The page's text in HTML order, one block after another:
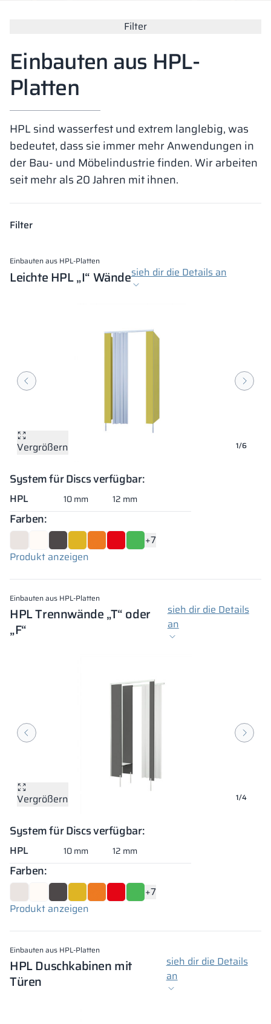
Bänke und
Lamellen
Vitral
Materialien
Filter
Einbauten aus HPL-
Platten
HPL sind wasserfest und extrem langlebig, was
bedeutet, dass sie immer mehr Anwendungen in
der Bau- und Möbelindustrie finden. Wir arbeiten
seit mehr als 20 Jahren mit ihnen.
Filter
Einbauten aus HPL-Platten
Leichte HPL „I“ Wändesieh dir die Details an
1/6
Vergrößern
Vergrößern
Vergrößern
Vergrößern
Vergrößern
Vergrößern
System für Discs verfügbar:
HPL 10 mm 12 mm
Farben:
+7
Produkt anzeigen
Einbauten aus HPL-Platten
HPL Trennwände „T“ oder
„F“
sieh dir die Details
an
1/4
Vergrößern
Vergrößern
Vergrößern
Vergrößern
System für Discs verfügbar:
HPL 10 mm 12 mm
Farben:
+7
Produkt anzeigen
Einbauten aus HPL-Platten
HPL Duschkabinen mit
Türen
sieh dir die Details
an